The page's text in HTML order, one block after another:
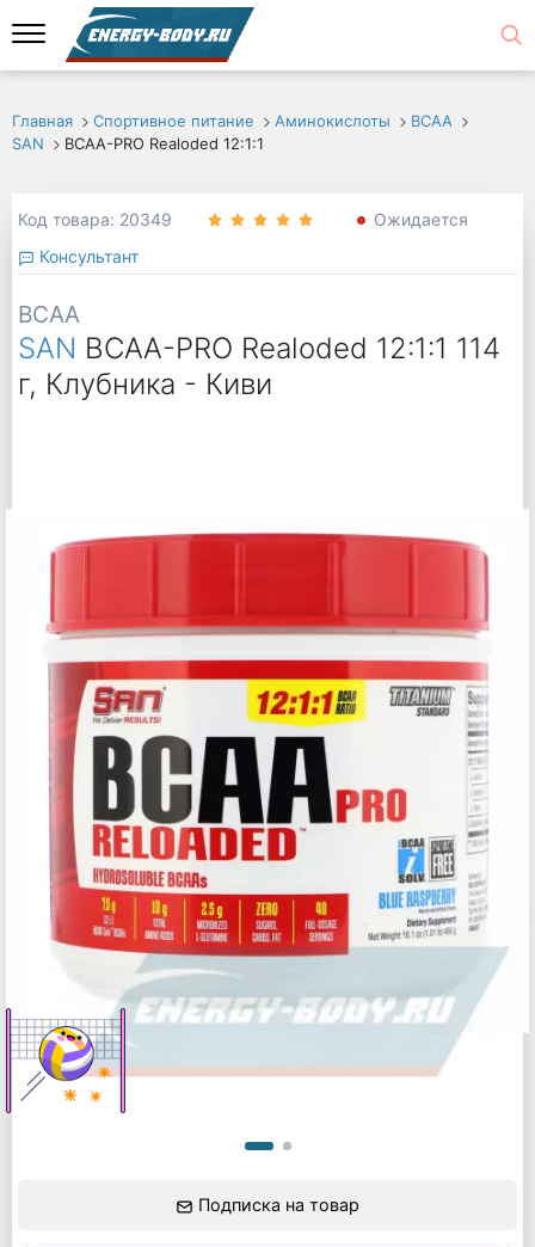
Главная Спортивное питание Аминокислоты
ВСАА
SAN
BCAA-PRO Realoded 12:1:1
Код товара: 20349
Ожидается
Консультант
BCAA
SAN BCAA-PRO Realoded 12:1:1 114
г, Клубника - Киви
Подписка на товар